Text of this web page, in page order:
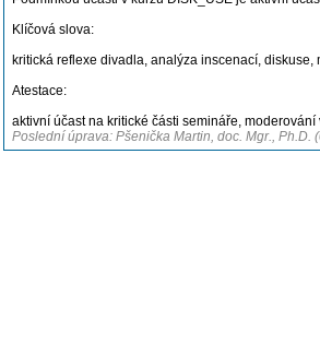
Klíčová slova:
kritická reflexe divadla, analýza inscenací,
Atestace:
aktivní účast na kritické části semináře,
Poslední úprava: Pšenička Martin, doc. Mgr., Ph.D.